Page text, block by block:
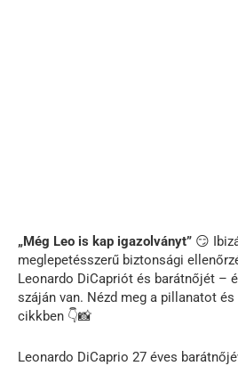
„Még Leo is kap igazolványt” 😏
meglepetésszerű biztonsági
Leonardo DiCapriót és barátnőjét –
száján van. Nézd meg a pillanatot
cikkben 👇📸
Leonardo DiCaprio 27 éves